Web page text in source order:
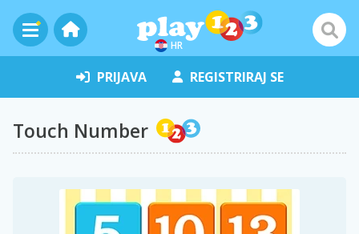
HR
PRIJAVA REGISTRIRAJ SE
Touch Number